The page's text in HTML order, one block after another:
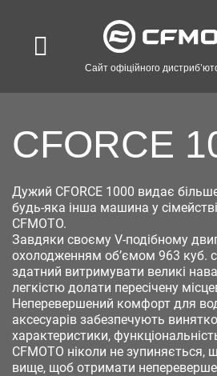
Сайт офіційного
CFORCE
Дужий CFORCE 1000 видає
будь-яка інша машина у
CFMOTO.
Завдяки своєму V-подібному
охолодженням об’ємом 963 куб.
здатний витримувати великі
легкістю долати пересічену
Неперевершений комфорт для
аксесуарів забезпечують
характеристики,
CFMOTO ніколи не зупиняється,
вище, щоб отримати